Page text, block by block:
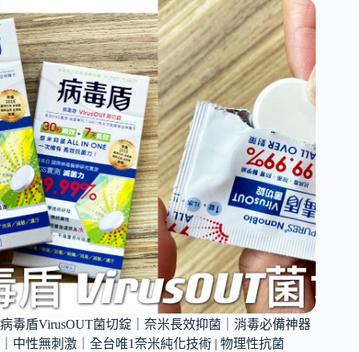
機
推
薦
｜
LUFT
Mask
空
氣
清
淨
機
個
人
空
氣
淨
化
器
｜
真
正
病毒盾VirusOUT菌切錠｜奈米長效抑菌｜消毒必備神器
｜中性無刺激｜全台唯1奈米純化技術 | 物理性抗菌